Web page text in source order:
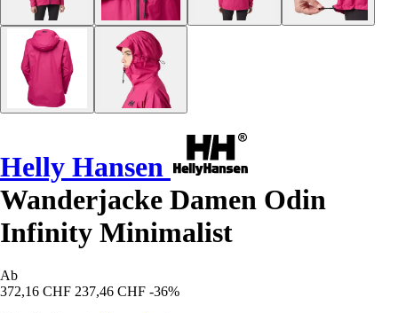
Helly Hansen
Wanderjacke Damen Odin
Infinity Minimalist
Ab
372,16 CHF 237,46 CHF -36%